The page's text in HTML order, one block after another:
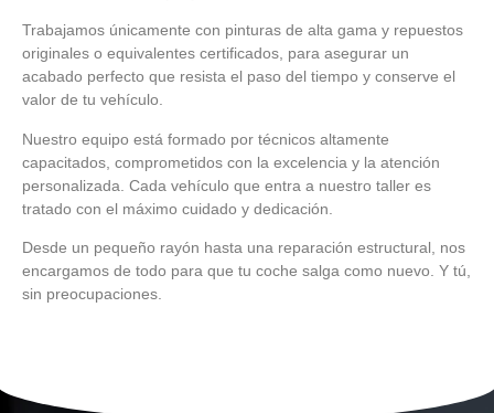
Trabajamos únicamente con pinturas de alta gama y repuestos
originales o equivalentes certificados, para asegurar un
acabado perfecto que resista el paso del tiempo y conserve el
valor de tu vehículo.
Nuestro equipo está formado por técnicos altamente
capacitados, comprometidos con la excelencia y la atención
personalizada. Cada vehículo que entra a nuestro taller es
tratado con el máximo cuidado y dedicación.
Desde un pequeño rayón hasta una reparación estructural, nos
encargamos de todo para que tu coche salga como nuevo. Y tú,
sin preocupaciones.